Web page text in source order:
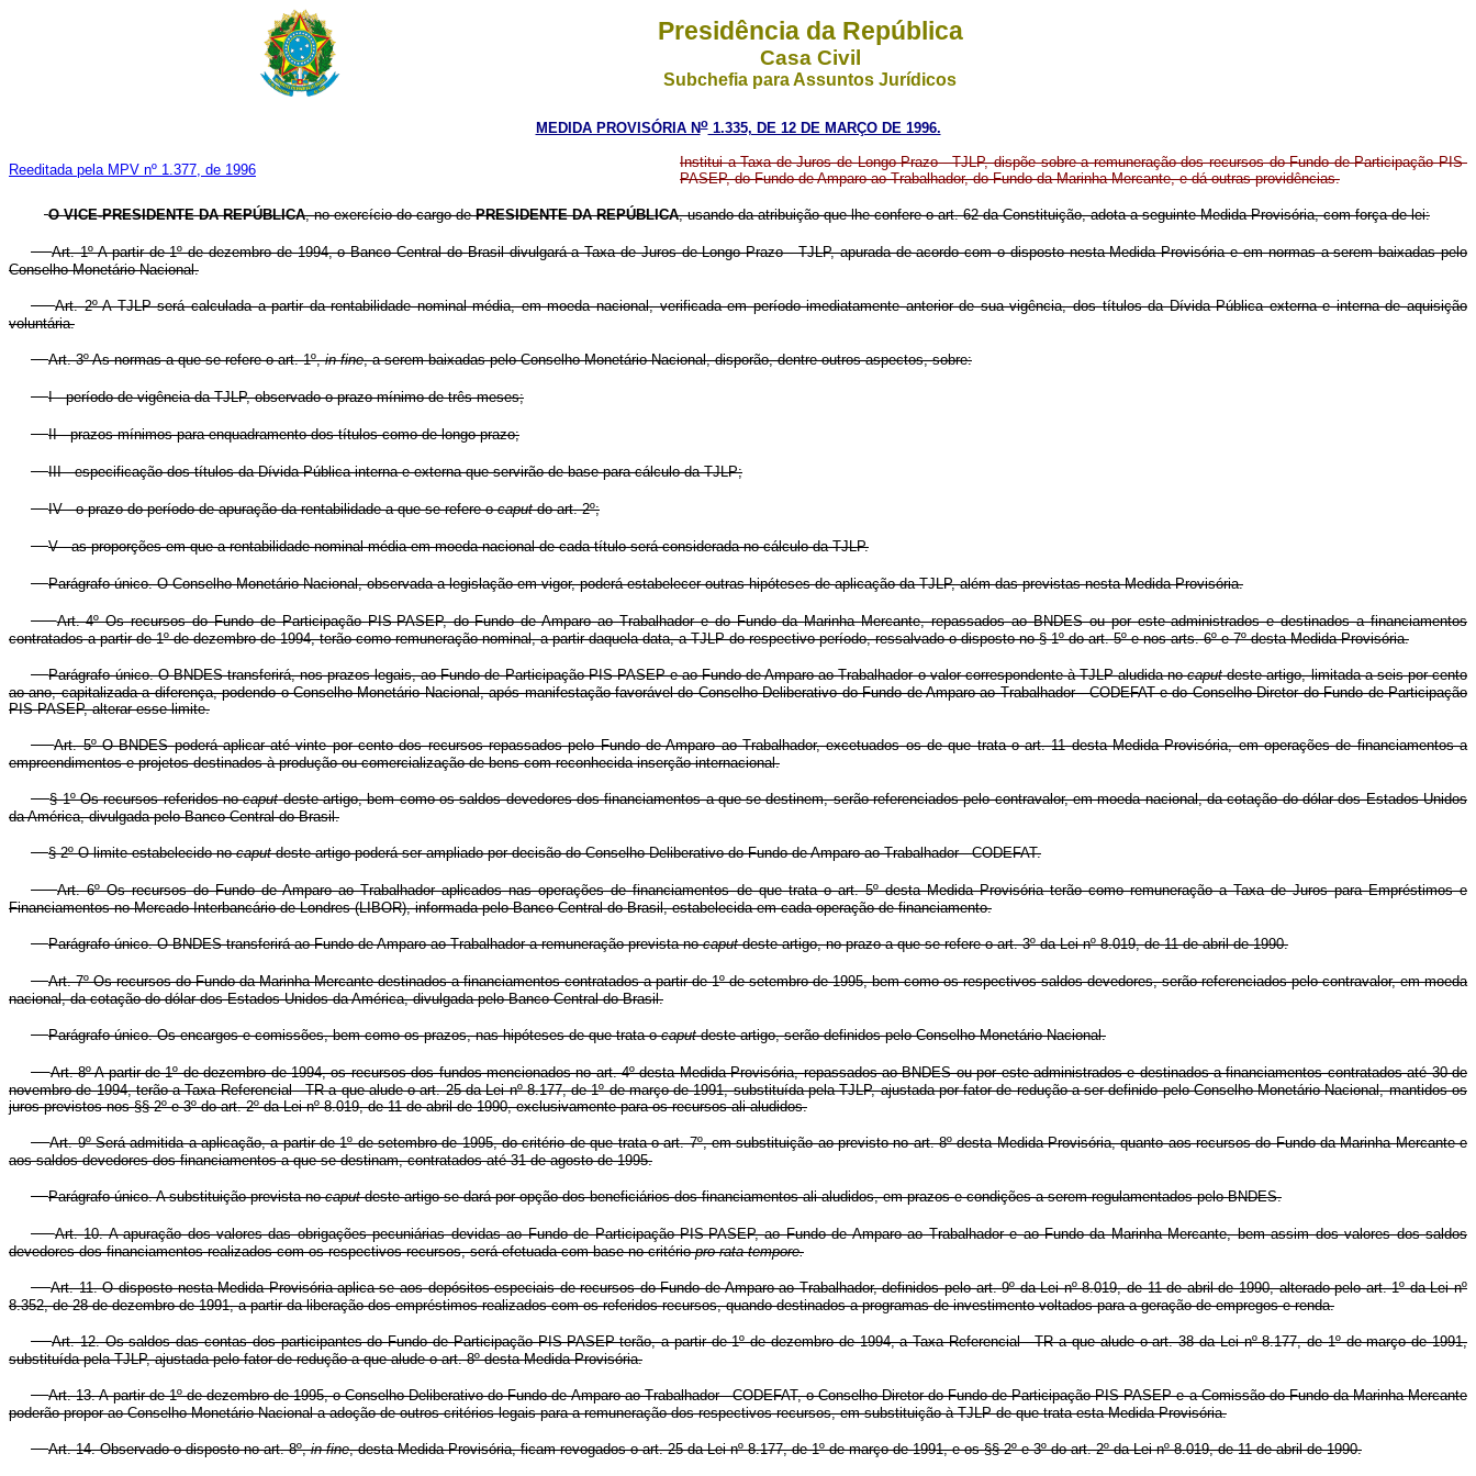
Presidência da República
Casa Civil
Subchefia para Assuntos Jurídicos
MEDIDA PROVISÓRIA No1.335, DE 12 DE MARÇO DE 1996.
Reeditada pela MPV nº 1.377, de 1996
Institui a Taxa de Juros de Longo Prazo - TJLP, dispõe sobre a remuneração dos recursos do Fundo de Participação PIS-
PASEP, do Fundo de Amparo ao Trabalhador, do Fundo da Marinha Mercante, e dá outras providências.
O VICE-PRESIDENTE DA REPÚBLICA, no exercício do cargo dePRESIDENTE DA REPÚBLICA, usando da atribuição que lhe confere o art. 62 da Constituição, adota a seguinte Medida Provisória, com força de lei:
Art. 1º A partir de 1º de dezembro de 1994, o Banco Central do Brasil divulgará a Taxa de Juros de Longo Prazo - TJLP, apurada de acordo com o disposto nesta Medida Provisória e em normas a serem baixadas pelo
Conselho Monetário Nacional.
Art. 2º A TJLP será calculada a partir da rentabilidade nominal média, em moeda nacional, verificada em período imediatamente anterior de sua vigência, dos títulos da Dívida Pública externa e interna de aquisição
voluntária.
Art. 3º As normas a que se refere o art. 1º,in fine, a serem baixadas pelo Conselho Monetário Nacional, disporão, dentre outros aspectos, sobre:
I - período de vigência da TJLP, observado o prazo mínimo de três meses;
II - prazos mínimos para enquadramento dos títulos como de longo prazo;
III - especificação dos títulos da Dívida Pública interna e externa que servirão de base para cálculo da TJLP;
IV - o prazo do período de apuração da rentabilidade a que se refere ocaputdo art. 2º;
V - as proporções em que a rentabilidade nominal média em moeda nacional de cada título será considerada no cálculo da TJLP.
Parágrafo único. O Conselho Monetário Nacional, observada a legislação em vigor, poderá estabelecer outras hipóteses de aplicação da TJLP, além das previstas nesta Medida Provisória.
Art. 4º Os recursos do Fundo de Participação PIS-PASEP, do Fundo de Amparo ao Trabalhador e do Fundo da Marinha Mercante, repassados ao BNDES ou por este administrados e destinados a financiamentos
contratados a partir de 1º de dezembro de 1994, terão como remuneração nominal, a partir daquela data, a TJLP do respectivo período, ressalvado o disposto no § 1º do art. 5º e nos arts. 6º e 7º desta Medida Provisória.
Parágrafo único. O BNDES transferirá, nos prazos legais, ao Fundo de Participação PIS-PASEP e ao Fundo de Amparo ao Trabalhador o valor correspondente à TJLP aludida nocaputdeste artigo, limitada a seis por cento
ao ano, capitalizada a diferença, podendo o Conselho Monetário Nacional, após manifestação favorável do Conselho Deliberativo do Fundo de Amparo ao Trabalhador - CODEFAT e do Conselho Diretor do Fundo de Participação
PIS-PASEP, alterar esse limite.
Art. 5º O BNDES poderá aplicar até vinte por cento dos recursos repassados pelo Fundo de Amparo ao Trabalhador, excetuados os de que trata o art. 11 desta Medida Provisória, em operações de financiamentos a
empreendimentos e projetos destinados à produção ou comercialização de bens com reconhecida inserção internacional.
§ 1º Os recursos referidos nocaputdeste artigo, bem como os saldos devedores dos financiamentos a que se destinem, serão referenciados pelo contravalor, em moeda nacional, da cotação do dólar dos Estados Unidos
da América, divulgada pelo Banco Central do Brasil.
§ 2º O limite estabelecido nocaputdeste artigo poderá ser ampliado por decisão do Conselho Deliberativo do Fundo de Amparo ao Trabalhador - CODEFAT.
Art. 6º Os recursos do Fundo de Amparo ao Trabalhador aplicados nas operações de financiamentos de que trata o art. 5º desta Medida Provisória terão como remuneração a Taxa de Juros para Empréstimos e
Financiamentos no Mercado Interbancário de Londres (LIBOR), informada pelo Banco Central do Brasil, estabelecida em cada operação de financiamento.
Parágrafo único. O BNDES transferirá ao Fundo de Amparo ao Trabalhador a remuneração prevista nocaputdeste artigo, no prazo a que se refere o art. 3º da Lei nº 8.019, de 11 de abril de 1990.
Art. 7º Os recursos do Fundo da Marinha Mercante destinados a financiamentos contratados a partir de 1º de setembro de 1995, bem como os respectivos saldos devedores, serão referenciados pelo contravalor, em moeda
nacional, da cotação do dólar dos Estados Unidos da América, divulgada pelo Banco Central do Brasil.
Parágrafo único. Os encargos e comissões, bem como os prazos, nas hipóteses de que trata ocaputdeste artigo, serão definidos pelo Conselho Monetário Nacional.
Art. 8º A partir de 1º de dezembro de 1994, os recursos dos fundos mencionados no art. 4º desta Medida Provisória, repassados ao BNDES ou por este administrados e destinados a financiamentos contratados até 30 de
novembro de 1994, terão a Taxa Referencial - TR a que alude o art. 25 da Lei nº 8.177, de 1º de março de 1991, substituída pela TJLP, ajustada por fator de redução a ser definido pelo Conselho Monetário Nacional, mantidos os
juros previstos nos §§ 2º e 3º do art. 2º da Lei nº 8.019, de 11 de abril de 1990, exclusivamente para os recursos ali aludidos.
Art. 9º Será admitida a aplicação, a partir de 1º de setembro de 1995, do critério de que trata o art. 7º, em substituição ao previsto no art. 8º desta Medida Provisória, quanto aos recursos do Fundo da Marinha Mercante e
aos saldos devedores dos financiamentos a que se destinam, contratados até 31 de agosto de 1995.
Parágrafo único. A substituição prevista nocaputdeste artigo se dará por opção dos beneficiários dos financiamentos ali aludidos, em prazos e condições a serem regulamentados pelo BNDES.
Art. 10. A apuração dos valores das obrigações pecuniárias devidas ao Fundo de Participação PIS-PASEP, ao Fundo de Amparo ao Trabalhador e ao Fundo da Marinha Mercante, bem assim dos valores dos saldos
devedores dos financiamentos realizados com os respectivos recursos, será efetuada com base no critériopro rata tempore.
Art. 11. O disposto nesta Medida Provisória aplica-se aos depósitos especiais de recursos do Fundo de Amparo ao Trabalhador, definidos pelo art. 9º da Lei nº 8.019, de 11 de abril de 1990, alterado pelo art. 1º da Lei nº
8.352, de 28 de dezembro de 1991, a partir da liberação dos empréstimos realizados com os referidos recursos, quando destinados a programas de investimento voltados para a geração de empregos e renda.
Art. 12. Os saldos das contas dos participantes do Fundo de Participação PIS-PASEP terão, a partir de 1º de dezembro de 1994, a Taxa Referencial - TR a que alude o art. 38 da Lei nº 8.177, de 1º de março de 1991,
substituída pela TJLP, ajustada pelo fator de redução a que alude o art. 8º desta Medida Provisória.
Art. 13. A partir de 1º de dezembro de 1995, o Conselho Deliberativo do Fundo de Amparo ao Trabalhador - CODEFAT, o Conselho Diretor do Fundo de Participação PIS-PASEP e a Comissão do Fundo da Marinha Mercante
poderão propor ao Conselho Monetário Nacional a adoção de outros critérios legais para a remuneração dos respectivos recursos, em substituição à TJLP de que trata esta Medida Provisória.
Art. 14. Observado o disposto no art. 8º,in fine, desta Medida Provisória, ficam revogados o art. 25 da Lei nº 8.177, de 1º de março de 1991, e os §§ 2º e 3º do art. 2º da Lei nº 8.019, de 11 de abril de 1990.